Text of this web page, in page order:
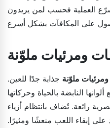
العملية فحسب لمن يريدون
ومرئيات ملوّنة
ملوّنة جذابة جدًا للعين.
النابضة بالحياة وحركاتها
رائعة. تُضاف بانتظام أزياء
إبقاء اللعب منعشًا ومثيرًا.